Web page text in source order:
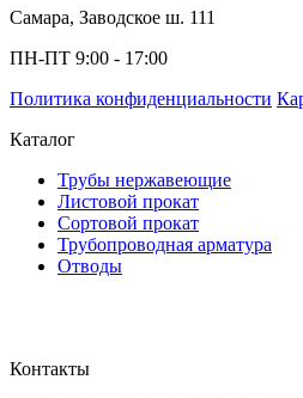
Самара, Заводское ш. 111
ПН-ПТ 9:00 - 17:00
Политика конфиденциальности
Каталог
Трубы нержавеющие
Листовой прокат
Сортовой прокат
Трубопроводная арматура
Отводы
Контакты